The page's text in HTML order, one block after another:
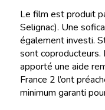
Le film est produit
Selignac). Une
également investi.
sont coproducteurs.
apporté une aide
France 2 l’ont
minimum garanti